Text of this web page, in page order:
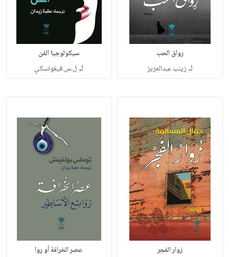
رواق الحب
لـ زينب عبدالعزيز
سيكولوجيا الفن
لـ ل.س.فيغوتسكي
زوار الفجر عصر الخرافة أو روا